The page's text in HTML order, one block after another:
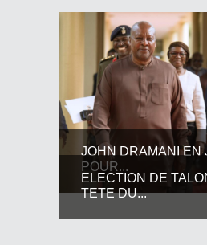
JOHN DRAMANI EN
POUR...
ELECTION DE
TETE DU...